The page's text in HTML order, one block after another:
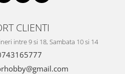
CLIENTI
intre 9 si 18, Sambata 10 si 14